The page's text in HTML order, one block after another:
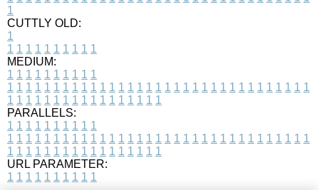
1
CUTTLY OLD:
1
1 1 1 1 1 1 1 1 1 1
MEDIUM:
1 1 1 1 1 1 1 1 1 1
1 1 1 1 1 1 1 1 1 1 1 1 1 1 1 1 1 1 1 1 1 1 1 1 1 1 1 1 1 1 1 1 1
1 1 1 1 1 1 1 1 1 1 1 1 1 1 1 1 1
PARALLELS:
1 1 1 1 1 1 1 1 1 1
1 1 1 1 1 1 1 1 1 1 1 1 1 1 1 1 1 1 1 1 1 1 1 1 1 1 1 1 1 1 1 1 1
1 1 1 1 1 1 1 1 1 1 1 1 1 1 1 1 1
URL PARAMETER:
1 1 1 1 1 1 1 1 1 1